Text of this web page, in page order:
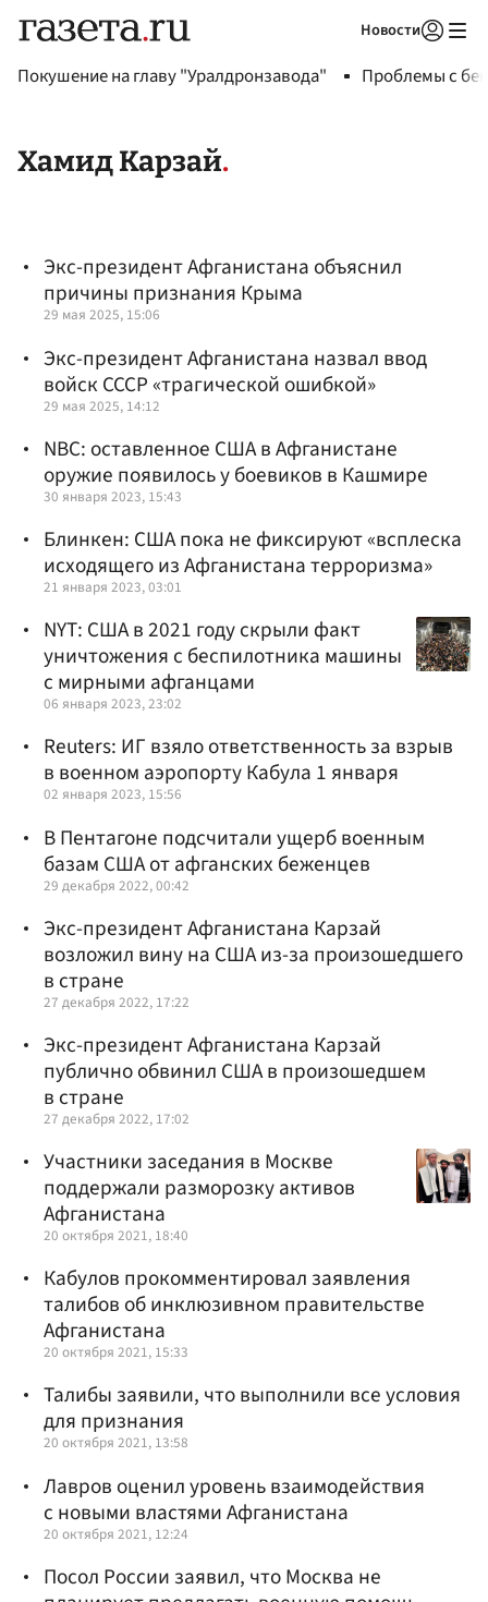
Новости
Покушение на главу "Уралдронзавода" Проблемы с
Хамид Карзай
Экс-президент Афганистана объяснил
причины признания Крыма
29 мая 2025, 15:06
Экс-президент Афганистана назвал ввод
войск СССР «трагической ошибкой»
29 мая 2025, 14:12
NBC: оставленное США в Афганистане
оружие появилось у боевиков в Кашмире
30 января 2023, 15:43
Блинкен: США пока не фиксируют «всплеска
исходящего из Афганистана терроризма»
21 января 2023, 03:01
NYT: США в 2021 году скрыли факт
уничтожения с беспилотника машины
с мирными афганцами
06 января 2023, 23:02
Reuters: ИГ взяло ответственность за взрыв
в военном аэропорту Кабула 1 января
02 января 2023, 15:56
В Пентагоне подсчитали ущерб военным
базам США от афганских беженцев
29 декабря 2022, 00:42
Экс-президент Афганистана Карзай
возложил вину на США из-за произошедшего
в стране
27 декабря 2022, 17:22
Экс-президент Афганистана Карзай
публично обвинил США в произошедшем
в стране
27 декабря 2022, 17:02
Участники заседания в Москве
поддержали разморозку активов
Афганистана
20 октября 2021, 18:40
Кабулов прокомментировал заявления
талибов об инклюзивном правительстве
Афганистана
20 октября 2021, 15:33
Талибы заявили, что выполнили все условия
для признания
20 октября 2021, 13:58
Лавров оценил уровень взаимодействия
с новыми властями Афганистана
20 октября 2021, 12:24
Посол России заявил, что Москва не